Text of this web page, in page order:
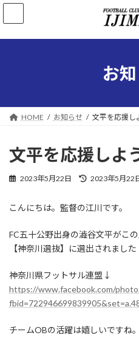
コ
ン
ナ
ー
お
HOME お知らせ 文平を応援し
文平を応援しよ
2023年5月22日
最
新
時
:
2023年5月22
こんにちは。監督の江川です。
FC五十公野出身の澁谷文平がこ
【神奈川選抜】に選出されました
神奈川県フットサル連盟↓
https://www.facebook.com/
チームOBの活躍は嬉しいですね